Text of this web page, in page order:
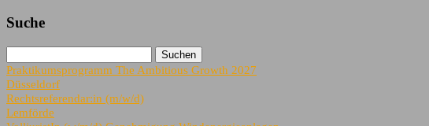
Suche
Praktikumsprogramm The Ambitious Growth 2027
Düsseldorf
Rechtsreferendar:in (m/w/d)
Lemförde